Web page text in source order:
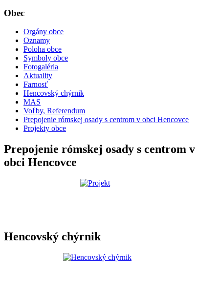
Obec
Orgány obce
Oznamy
Poloha obce
Symboly obce
Fotogaléria
Aktuality
Farnosť
Hencovský chýrnik
MAS
Voľby, Referendum
Prepojenie rómskej osady s centrom v obci Hencovce
Projekty obce
Prepojenie rómskej osady s centrom v
obci Hencovce
Hencovský chýrnik